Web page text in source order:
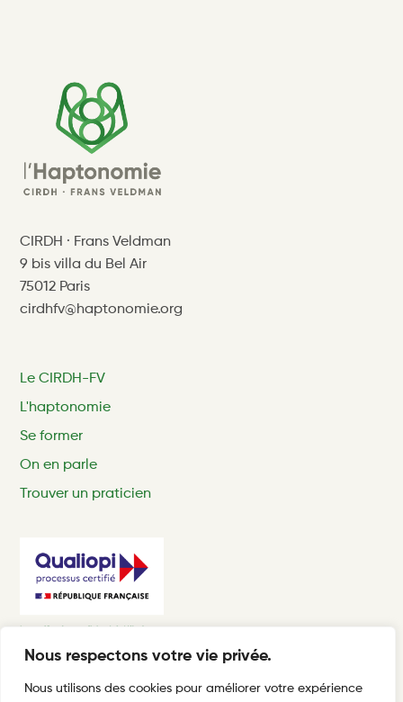
Nous respectons votre vie privée.
Nous utilisons des cookies pour améliorer votre expérience
CIRDH · Frans Veldman
9 bis villa du Bel Air
75012 Paris
cirdhfv@haptonomie.org
Le CIRDH-FV
L'haptonomie
Se former
On en parle
Trouver un praticien